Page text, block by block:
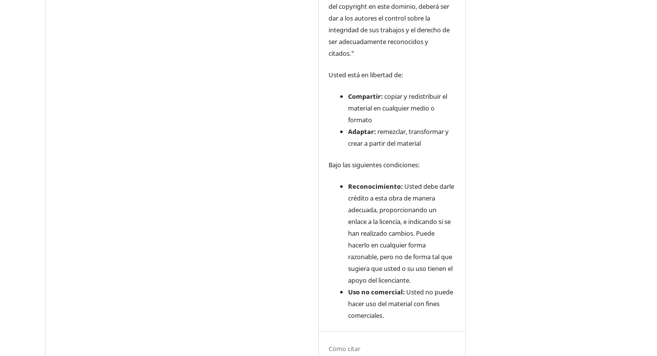
del copyright en este dominio, deberá ser
dar a los autores el control sobre la
integridad de sus trabajos y el derecho de
ser adecuadamente reconocidos y
citados."
Usted está en libertad de:
Compartir:copiar y redistribuir el
material en cualquier medio o
formato
Adaptar: remezclar, transformar y
crear a partir del material
Bajo las siguientes condiciones:
Reconocimiento: Usted debe darle
crédito a esta obra de manera
adecuada, proporcionando un
enlace a la licencia, e indicando si se
han realizado cambios. Puede
hacerlo en cualquier forma
razonable, pero no de forma tal que
sugiera que usted o su uso tienen el
apoyo del licenciante.
Uso no comercial: Usted no puede
hacer uso del material con fines
comerciales.
Cómo citar